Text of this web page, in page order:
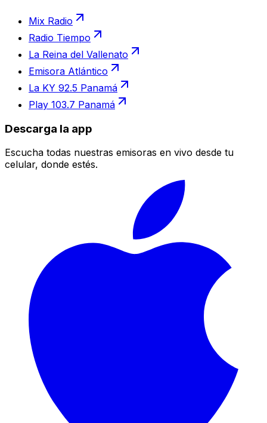
Mix Radio
Radio Tiempo
La Reina del Vallenato
Emisora Atlántico
La KY 92.5 Panamá
Play 103.7 Panamá
Descarga la app
Escucha todas nuestras emisoras en vivo desde tu
celular, donde estés.